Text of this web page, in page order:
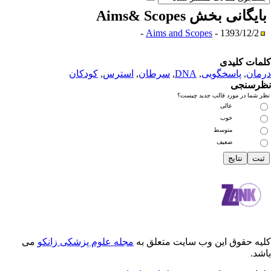
بخش Aims& Scopes
Aims and Scopes-
,
DNA
,سرطان, استرس, کودکان
قالب جدید چیست؟
عالی
خوب
متوسط
ضعیف
این وب سایت متعلق به مجله علوم پزشکی زانکومی